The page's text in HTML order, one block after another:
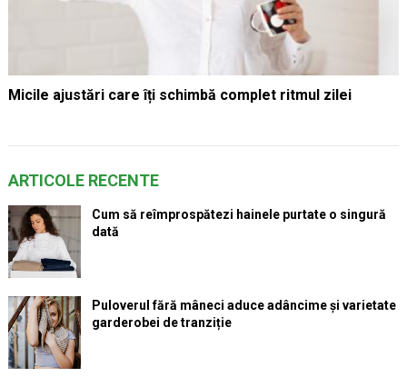
Micile ajustări care îți schimbă complet ritmul zilei
ARTICOLE RECENTE
Cum să reîmprospătezi hainele purtate o singură
dată
Puloverul fără mâneci aduce adâncime și varietate
garderobei de tranziție